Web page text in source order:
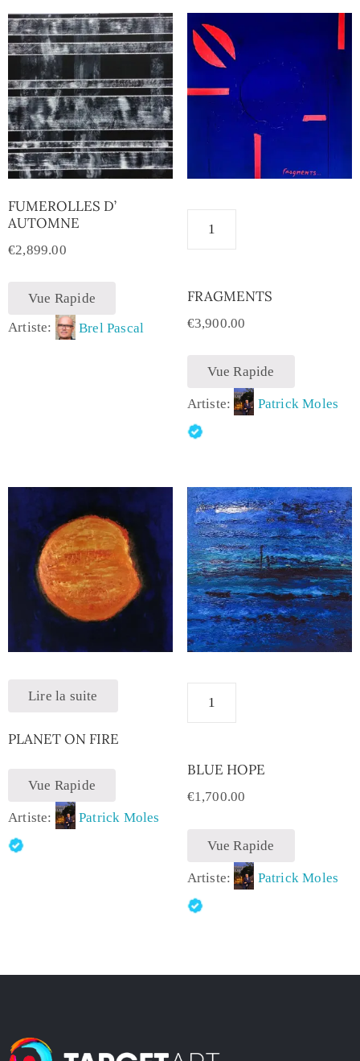
FUMEROLLES D’
AUTOMNE
€2,899.00
Vue Rapide
Artiste:
Brel Pascal
FRAGMENTS
€3,900.00
Vue Rapide
Artiste: Patrick Moles
Lire la suite
PLANET ON FIRE
Vue Rapide
Artiste: Patrick Moles
BLUE HOPE
€1,700.00
Vue Rapide
Artiste: Patrick Moles